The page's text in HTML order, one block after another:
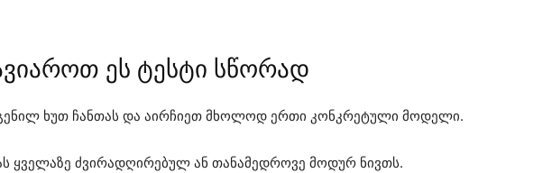
ეს ტესტი სწორად
ხუთ ჩანთას და აირჩიეთ მხოლოდ ერთი კონკრეტული მოდელი.
ყველაზე ძვირადღირებულ ან თანამედროვე მოდურ ნივთს.